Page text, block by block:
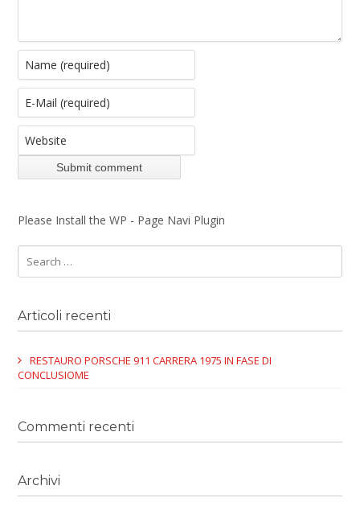
Please Install the WP - Page Navi Plugin
Articoli recenti
RESTAURO PORSCHE 911 CARRERA 1975 IN FASE DI
CONCLUSIOME
Commenti recenti
Archivi